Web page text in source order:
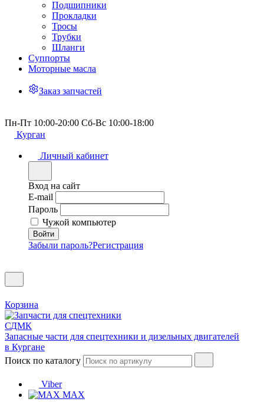
Подшипники
Прокладки
Тросы
Трубки
Шланги
Суппорты
Моторные масла
Заказ запчастей
Пн-Пт 10:00-20:00 Сб-Вс 10:00-18:00
Курган
Личный кабинет
Вход на сайт
E-mail
Пароль
Чужой компьютер
Забыли пароль?Регистрация
Корзина
Запасные части для спецтехники и дизельных двигателей
в Кургане
Поиск по каталогу
Viber
MAX